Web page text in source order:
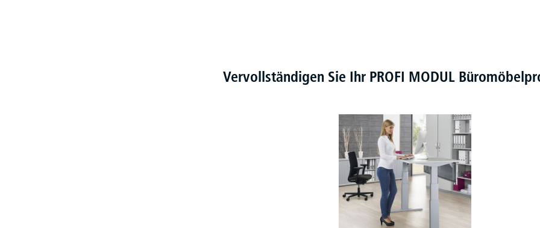
Vervollständigen Sie Ihr PROFI MODUL